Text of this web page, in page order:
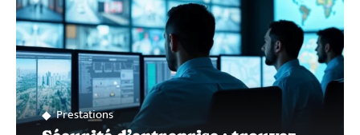
Prestations